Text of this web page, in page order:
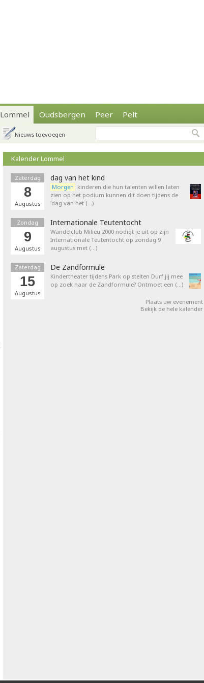
Lommel Oudsbergen Peer Pelt
Nieuws toevoegen
Kalender Lommel
Zaterdag
8
Augustus
dag van het kind
Morgen kinderen die hun talenten willen laten
zien op het podium kunnen dit doen tijdens de
'dag van het (…)
Zondag
9
Augustus
Internationale Teutentocht
Wandelclub Milieu 2000 nodigt je uit op zijn
Internationale Teutentocht op zondag 9
augustus met (…)
Zaterdag
15
Augustus
De Zandformule
Kindertheater tijdens Park op stelten Durf jij mee
op zoek naar de Zandformule? Ontmoet een (…)
Plaats uw evenement
Bekijk de hele kalender